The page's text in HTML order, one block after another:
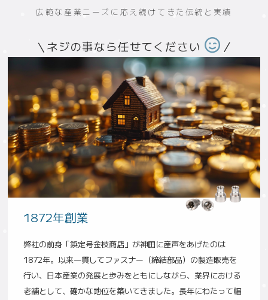
広範な産業ニーズに応え続けてきた伝統と実績
ネジの事なら任せてください
1872年創業
弊社の前身「鋲定号金枝商店」が神田に産声をあげたのは
1872年。以来一貫してファスナー（締結部品）の製造販売を
行い、日本産業の発展と歩みをともにしながら、業界における
老舗として、確かな地位を築いてきました。長年にわたって幅